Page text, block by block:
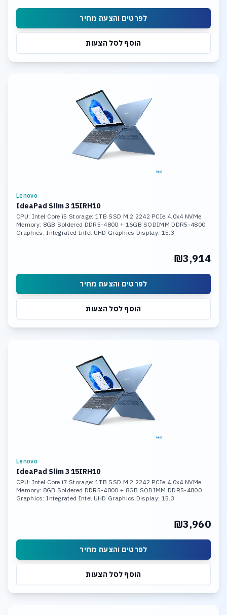
לפרטים והצעת מחיר
הוסף לסל הצעות
Lenovo
IdeaPad Slim 3 15IRH10
CPU: Intel Core i5 Storage: 1TB SSD M.2 2242 PCIe 4.0x4 NVMe
Memory: 8GB Soldered DDR5-4800 + 16GB SODIMM DDR5-4800
Graphics: Integrated Intel UHD Graphics Display: 15.3
₪3,914
לפרטים והצעת מחיר
הוסף לסל הצעות
Lenovo
IdeaPad Slim 3 15IRH10
CPU: Intel Core i7 Storage: 1TB SSD M.2 2242 PCIe 4.0x4 NVMe
Memory: 8GB Soldered DDR5-4800 + 8GB SODIMM DDR5-4800
Graphics: Integrated Intel UHD Graphics Display: 15.3
₪3,960
לפרטים והצעת מחיר
הוסף לסל הצעות